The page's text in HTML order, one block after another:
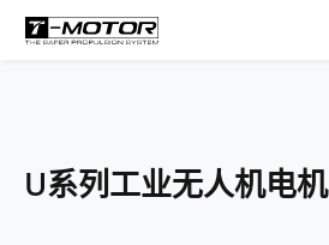
U系列工业无人机电机